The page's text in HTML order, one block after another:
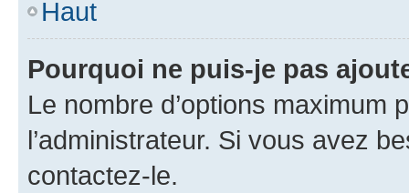
Haut
Pourquoi ne puis-je pas
Le nombre d’options maximum
l’administrateur. Si vous avez
contactez-le.